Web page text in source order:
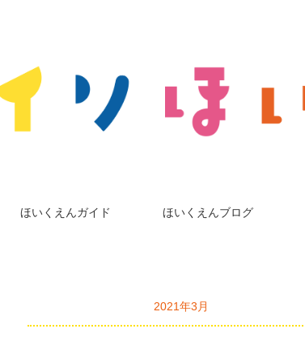
ほいくえんガイド ほいくえんブログ
2021年3月